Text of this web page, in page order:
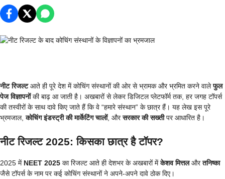
नीट रिजल्टआते ही पूरे देश में कोचिंग संस्थानों की ओर से भ्रामक और भ्रमित करने वालेफुल
पेज विज्ञापनोंकी बाढ़ आ जाती है। अखबारों से लेकर डिजिटल प्लेटफॉर्म तक, हर जगह टॉपर्स
की तस्वीरों के साथ दावे किए जाते हैं कि वे “हमारे संस्थान” के छात्र हैं। यह लेख इस पूरे
भ्रमजाल,कोचिंग इंडस्ट्री की मार्केटिंग चालों, औरसरकार की सख्तीपर आधारित है।
नीट रिजल्ट 2025: किसका छात्र है टॉपर?
2025 में NEET 2025 का रिजल्ट आते ही देशभर के अखबारों मेंकेशव मित्तलऔरतनिष्का
जैसे टॉपर्स के नाम पर कई कोचिंग संस्थानों ने अपने-अपने दावे ठोक दिए।